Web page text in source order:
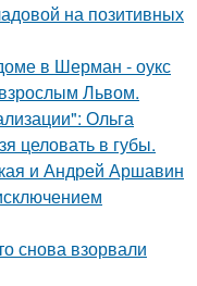
на позитивных
в Шерман - оукс
Львом.
Ольга
целовать в губы.
и Андрей Аршавин
снова взорвали